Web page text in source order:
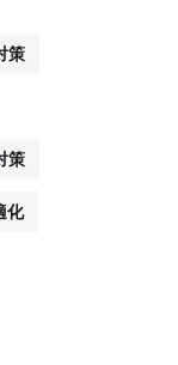
策
策
化